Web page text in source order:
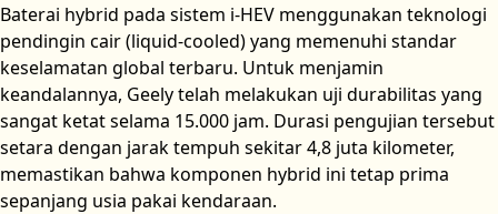
Baterai hybrid pada sistem i-HEV menggunakan teknologi
pendingin cair (liquid-cooled) yang memenuhi standar
keselamatan global terbaru. Untuk menjamin
keandalannya, Geely telah melakukan uji durabilitas yang
sangat ketat selama 15.000 jam. Durasi pengujian tersebut
setara dengan jarak tempuh sekitar 4,8 juta kilometer,
memastikan bahwa komponen hybrid ini tetap prima
sepanjang usia pakai kendaraan.